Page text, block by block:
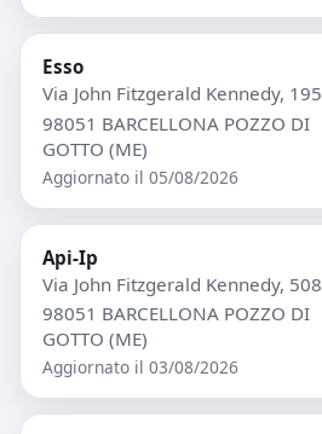
Esso
Via John Fitzgerald Kennedy, 195
98051 BARCELLONA POZZO DI
GOTTO (ME)
Aggiornato il 05/08/2026
Api-Ip
Via John Fitzgerald Kennedy, 508
98051 BARCELLONA POZZO DI
GOTTO (ME)
Aggiornato il 03/08/2026